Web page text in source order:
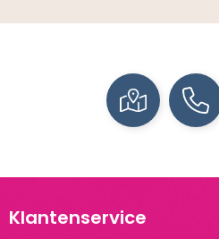
Klantenservice